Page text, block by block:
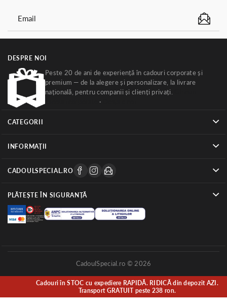
DESPRE NOI
Peste 20 de ani de experiență în cadouri corporate și
premium — de la alegere și personalizare, la livrare
națională, pentru companii și clienți privați.
·
CATEGORII
INFORMAŢII
CADOULSPECIAL.RO
PLĂTEȘTE ÎN SIGURANȚĂ
CadoulSpecial.ro © 2026
Cadouri în STOC cu expediere RAPIDĂ. RIDICĂ din depozit AZI.
Transport GRATUIT peste 238 ron.